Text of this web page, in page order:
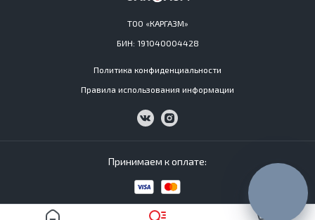
ТОО «КАРГАЗМ»
БИН: 191040004428
Политика конфиденциальности
Правила использования информации
Принимаем к оплате: